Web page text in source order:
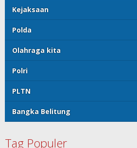
Kejaksaan
Polda
Olahraga kita
Polri
PLTN
Bangka Belitung
Tag Populer